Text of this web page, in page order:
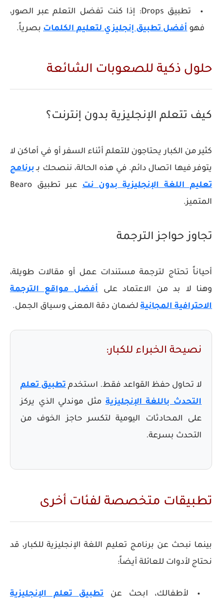
تطبيق Drops:
إذا كنت تفضل التعلم عبر الصور،
فهو أفضل تطبيق إنجليزي لتعليم الكلمات بصرياً.
حلول ذكية للصعوبات الشائعة
كيف تتعلم الإنجليزية بدون إنترنت؟
كثير من الكبار يحتاجون للتعلم أثناء السفر أو في أماكن لا
يتوفر فيها اتصال دائم. في هذه الحالة، ننصحك بـ برنامج
تعليم اللغة الإنجليزية بدون نت
عبر تطبيق Bearo
المتميز.
تجاوز حواجز الترجمة
أحياناً تحتاج لترجمة مستندات عمل أو مقالات طويلة،
وهنا لا بد من الاعتماد على أفضل مواقع الترجمة
الاحترافية المجانية لضمان دقة المعنى وسياق الجمل.
نصيحة الخبراء للكبار:
لا تحاول حفظ القواعد فقط. استخدمتطبيق تعلم
التحدث باللغة الإنجليزيةمثل موندلي الذي يركز
على المحادثات اليومية لتكسر حاجز الخوف من
التحدث بسرعة.
تطبيقات متخصصة لفئات أخرى
بينما نبحث عن برنامج تعليم اللغة الإنجليزية للكبار، قد
نحتاج لأدوات للعائلة أيضاً:
لأطفالك، ابحث عنتطبيق تعلم الإنجليزية